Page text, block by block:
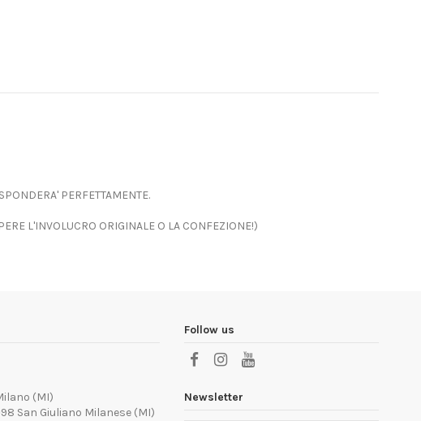
PERFETTAMENTE.
L'INVOLUCRO ORIGINALE O LA CONFEZIONE!)
(MI)
San Giuliano Milanese (MI)
Follow us
Newsletter